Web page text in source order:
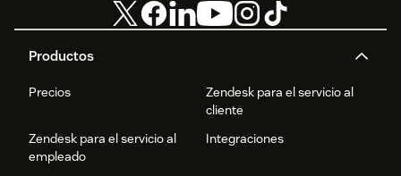
Productos
Precios
Zendesk para el servicio al
cliente
Zendesk para el servicio al
empleado
Integraciones